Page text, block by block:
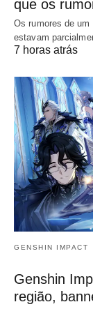
que os
Os rumores de um
estavam
7 horas atrás
GENSHIN IMPACT
Genshin
região,